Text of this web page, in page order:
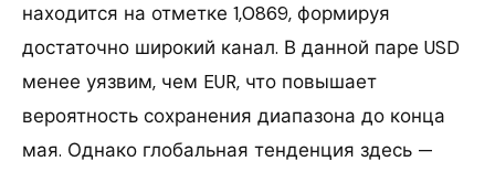
находится на отметке 1,0869, формируя
достаточно широкий канал. В данной паре USD
менее уязвим, чем EUR, что повышает
вероятность сохранения диапазона до конца
мая. Однако глобальная тенденция здесь —